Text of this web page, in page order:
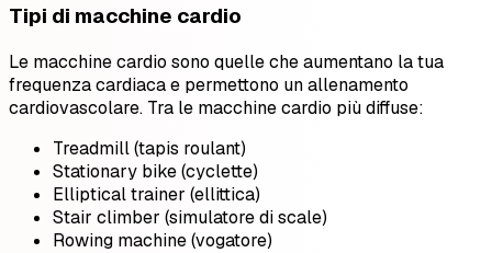
Tipi di macchine cardio
Le macchine cardio sono quelle che aumentano la tua
frequenza cardiaca e permettono un allenamento
cardiovascolare. Tra le macchine cardio più diffuse:
Treadmill (tapis roulant)
Stationary bike (cyclette)
Elliptical trainer (ellittica)
Stair climber (simulatore di scale)
Rowing machine (vogatore)